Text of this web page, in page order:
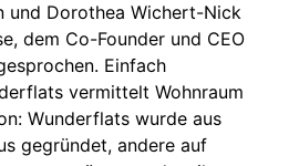
und Dorothea Wichert-Nick
dem Co-Founder und CEO
Einfach
vermittelt Wohnraum
Wunderflats wurde aus
gegründet, andere auf